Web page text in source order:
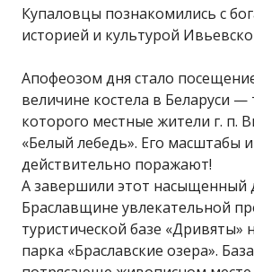
Купаловцы познакомились с
историей и культурой
Апофеозом дня стало
величине костела в Беларуси —
которого местные жители г. п.
«Белый лебедь». Его масштабы
действительно поражают!
А завершили этот насыщенный
Браславщине увлекательной
туристической базе «Дривяты»
парка «Браславские озера».